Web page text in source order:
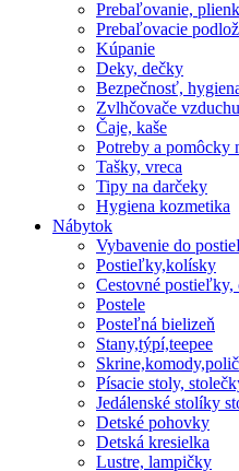
Prebaľovanie,
Prebaľovacie
Kúpanie
Deky, dečky
Bezpečnosť,
Zvlhčovače
Čaje, kaše
Potreby a pomôcky
Tašky, vreca
Tipy na darčeky
Hygiena kozmetika
Nábytok
Vybavenie do
Postieľky,kolísky
Cestovné postieľky,
Postele
Posteľná bielizeň
Stany,týpí,teepee
Písacie stoly,
Jedálenské stolíky
Detské pohovky
Detská kresielka
Lustre, lampičky